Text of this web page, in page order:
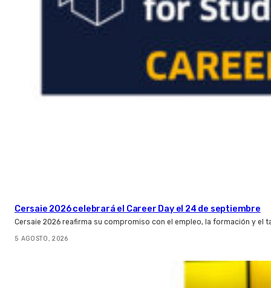
Cersaie 2026 celebrará el Career Day el 24 de septiembre
Cersaie 2026 reafirma su compromiso con el empleo, la formación y el
5 AGOSTO, 2026